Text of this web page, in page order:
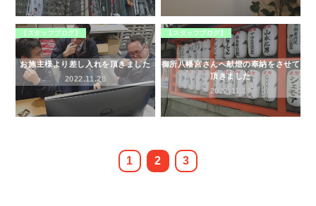
【スタッフブログ】
お施主様より差し入れを頂きました
2022.11.28
【スタッフブログ】
御所八幡宮さんへ献燈の奉納をさせて
頂きました
2022.11.17
1 2 3